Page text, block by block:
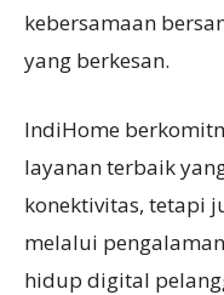
kebersamaan
yang berkesan.
IndiHome
layanan terbaik
konektivitas, tetapi
melalui
hidup digital